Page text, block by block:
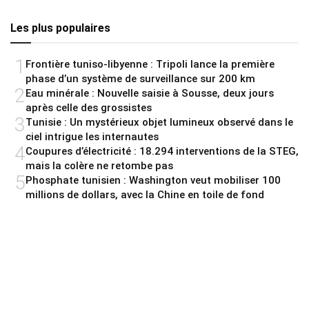
Les plus populaires
1 Frontière tuniso-libyenne : Tripoli lance la première
phase d’un système de surveillance sur 200 km
2 Eau minérale : Nouvelle saisie à Sousse, deux jours
après celle des grossistes
3Tunisie : Un mystérieux objet lumineux observé dans le
ciel intrigue les internautes
4Coupures d’électricité : 18.294 interventions de la STEG,
mais la colère ne retombe pas
5Phosphate tunisien : Washington veut mobiliser 100
millions de dollars, avec la Chine en toile de fond